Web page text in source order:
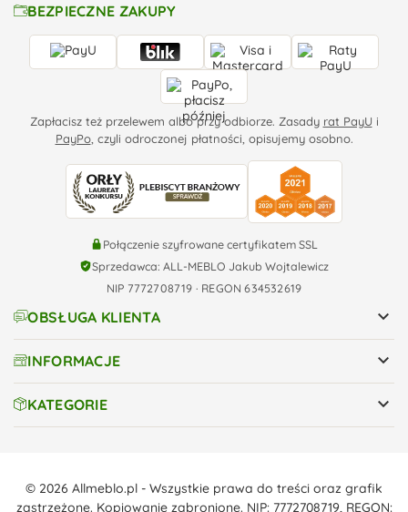
BEZPIECZNE ZAKUPY
Zapłacisz też przelewem albo przy odbiorze. Zasady rat PayU i
PayPo, czyli odroczonej płatności, opisujemy osobno.
Połączenie szyfrowane certyfikatem SSL
Sprzedawca: ALL-MEBLO Jakub Wojtalewicz
NIP 7772708719 · REGON 634532619
OBSŁUGA KLIENTA 
INFORMACJE 
KATEGORIE 
© 2026 Allmeblo.pl - Wszystkie prawa do treści oraz grafik
zastrzeżone. Kopiowanie zabronione. NIP: 7772708719, REGON: